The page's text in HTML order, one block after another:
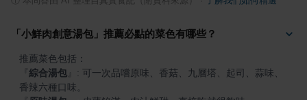
「小鮮肉創意湯包」推薦必點的菜色有哪些？
綜合湯包
: 可一次品嚐原味、香菇、九層塔、起司、蒜味、